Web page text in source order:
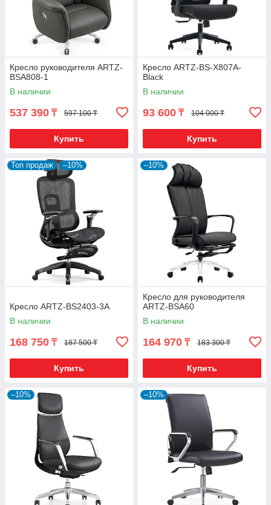
Кресло руководителя ARTZ-
BSA808-1
В наличии
537 390 ₸ 597 100 ₸
Купить
Кресло ARTZ-BS-X807A-
Black
В наличии
93 600 ₸ 104 000 ₸
Купить
Топ продаж –10%
Кресло ARTZ-BS2403-3A
В наличии
168 750 ₸ 187 500 ₸
Купить
–10%
Кресло для руководителя
ARTZ-BSA60
В наличии
164 970 ₸ 183 300 ₸
Купить
–10% –10%